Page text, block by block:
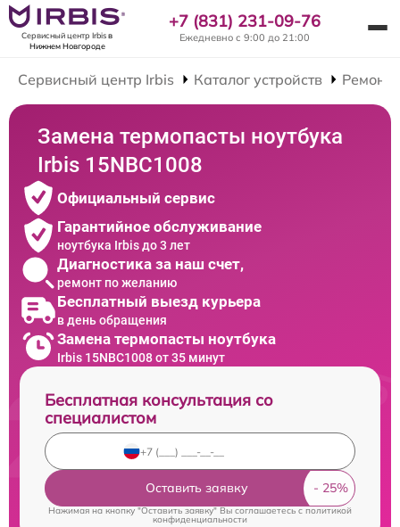
Сервисный центр Irbisв
Нижнем Новгороде
+7 (831) 231-09-76
Ежедневно с 9:00 до 21:00
Сервисный центр Irbis Каталог устройств Ремонт
Замена термопасты ноутбука
Irbis 15NBC1008
Официальный сервис
Гарантийное обслуживание
ноутбука Irbis до 3 лет
Диагностика за наш счет,
ремонт по желанию
Бесплатный выезд курьера
в день обращения
Замена термопасты ноутбука
Irbis 15NBC1008 от 35 минут
Бесплатная консультация со
специалистом
Оставить заявку
Нажимая на кнопку "Оставить заявку" Вы соглашаетесь c политикой
конфиденциальности